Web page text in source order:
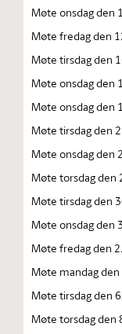
Møte onsdag den
Møte fredag den
Møte tirsdag den
Møte onsdag den
Møte onsdag den
Møte tirsdag den
Møte onsdag den
Møte torsdag den
Møte tirsdag den
Møte onsdag den
Møte fredag den
Møte mandag den
Møte tirsdag den
Møte torsdag den